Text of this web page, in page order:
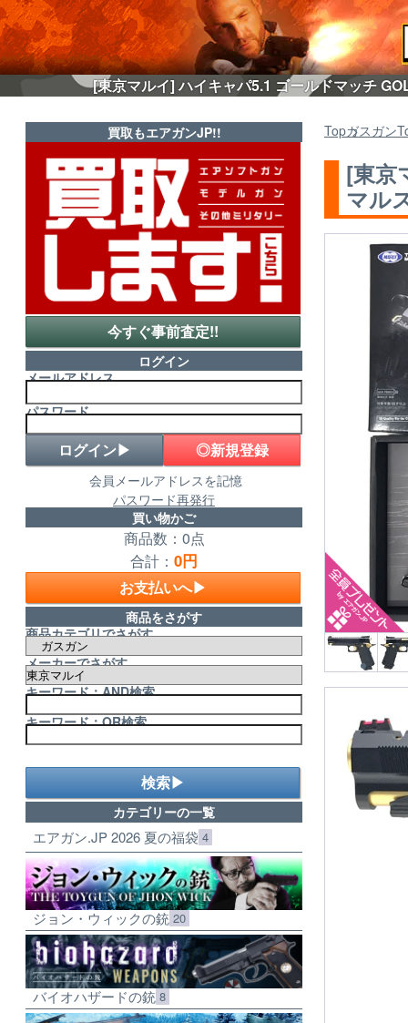
[東京マルイ] ハイキャパ5.1 ゴールドマッチ
Topガスガン
[東京
マル
買取もエアガンJP!!
今すぐ事前査定!!
ログイン
メールアドレス
パスワード
◎新規登録
会員メールアドレスを記憶
パスワード再発行
買い物かご
商品数：0点
合計： 0円
お支払いへ▶
商品をさがす
商品カテゴリでさがす
メーカーでさがす
キーワード：AND検索
キーワード：OR検索
検索▶
カテゴリーの一覧
エアガン.JP 2026 夏の福袋 4
ジョン・ウィックの銃 20
バイオハザードの銃 8